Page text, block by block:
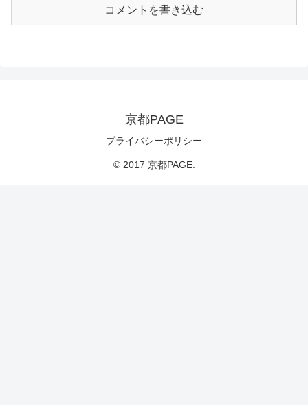
コメントを書き込む
京都PAGE
プライバシーポリシー
© 2017 京都PAGE.